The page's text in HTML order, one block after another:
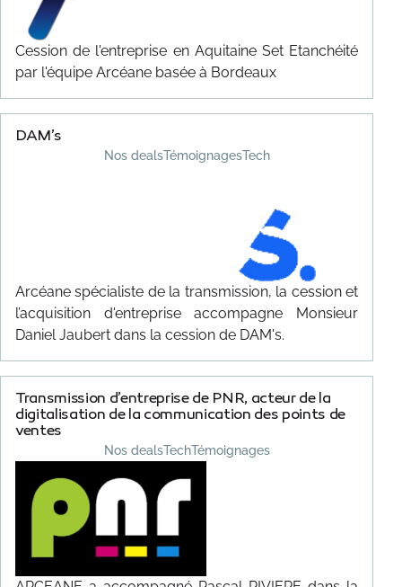
Cession de l'entreprise en Aquitaine Set Etanchéité
par l'équipe Arcéane basée à Bordeaux
DAM’s
Nos dealsTémoignagesTech
Arcéane spécialiste de la transmission, la cession et
l’acquisition d'entreprise accompagne Monsieur
Daniel Jaubert dans la cession de DAM's.
Transmission d’entreprise de PNR, acteur de la
digitalisation de la communication des points de
ventes
Nos dealsTechTémoignages